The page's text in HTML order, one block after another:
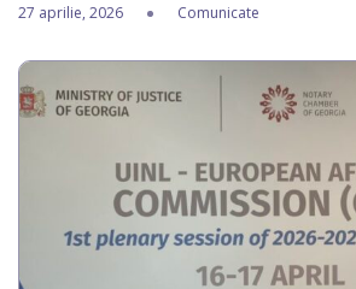
vigoare a modificărilor legislative
modificarea unor acte normative.
drept scop consolidarea
practice ale notarilor în […]
27 aprilie, 2026 Comunicate